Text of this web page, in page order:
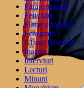
Fără categorie
Felicitări
Filme ortodoxe
Fotografii
Glasul Bisericii
Icoane
Interviuri
Lecturi
Minuni